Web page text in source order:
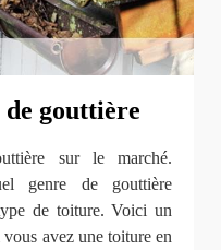
gouttière
sur le marché.
genre de gouttière
de toiture. Voici un
avez une toiture en